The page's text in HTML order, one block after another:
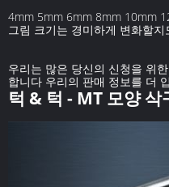
4mm 5mm 6mm 8mm 10mm
그림 크기는 경미하게 변화할지
우리는 많은 당신의 신청을 위
합니다 우리의 판매 정보를 더
턱 & 턱 - MT 모양 삭